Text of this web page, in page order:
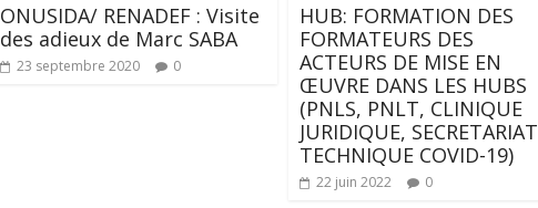
ONUSIDA/ RENADEF : Visite
des adieux de Marc SABA
23 septembre 2020 0
HUB: FORMATION DES
FORMATEURS DES
ACTEURS DE MISE EN
ŒUVRE DANS LES HUBS
(PNLS, PNLT, CLINIQUE
JURIDIQUE, SECRETARIAT
TECHNIQUE COVID-19)
22 juin 2022 0